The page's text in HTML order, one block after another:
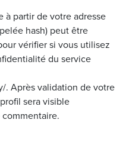
à partir de votre adresse
hash) peut être
vérifier si vous utilisez
du service
. Après validation de votre
sera visible